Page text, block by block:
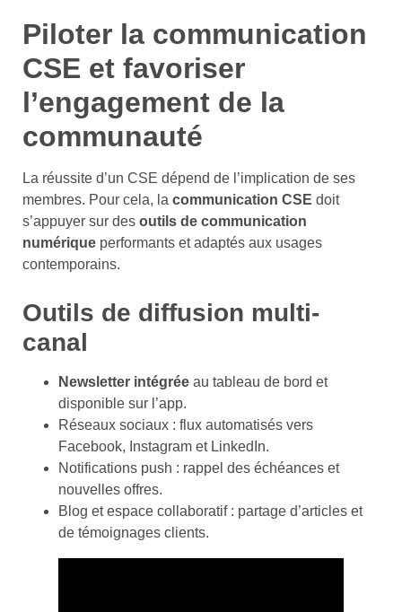
Piloter la communication
CSE et favoriser
l’engagement de la
communauté
La réussite d’un CSE dépend de l’implication de ses
membres. Pour cela, la communication CSE doit
s’appuyer sur des outils de communication
numérique performants et adaptés aux usages
contemporains.
Outils de diffusion multi-
canal
Newsletter intégrée au tableau de bord et
disponible sur l’app.
Réseaux sociaux : flux automatisés vers
Facebook, Instagram et LinkedIn.
Notifications push : rappel des échéances et
nouvelles offres.
Blog et espace collaboratif : partage d’articles et
de témoignages clients.